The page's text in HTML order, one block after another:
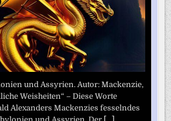
und Assyrien. Autor: Mackenzie,
Weisheiten“ – Diese Worte
Alexanders Mackenzies fesselndes